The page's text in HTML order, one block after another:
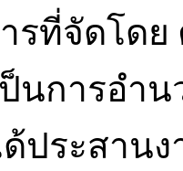
รที่จัดโดย
ป็นการอำ
ประสาน